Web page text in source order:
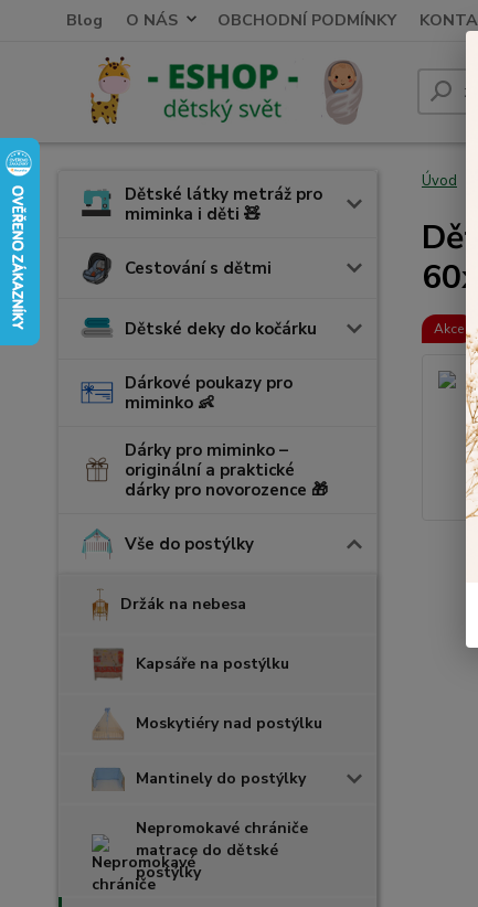
Blog O NÁS OBCHODNÍ PODMÍNKY
Dětské látky metráž pro
miminka i děti 🧸
Cestování s dětmi
Dětské deky do kočárku
Dárkové poukazy pro
miminko 👶
Dárky pro miminko –
originální a praktické
dárky pro novorozence 🎁
Vše do postýlky
Držák na nebesa
Kapsáře na postýlku
Moskytiéry nad postýlku
Mantinely do postýlky
Nepromokavé chrániče
matrace do dětské
postýlky
Úvod
Akce